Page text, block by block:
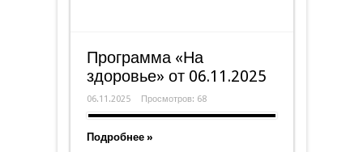
Программа «На
здоровье» от 06.11.2025
06.11.2025 Просмотров: 68
Подробнее »